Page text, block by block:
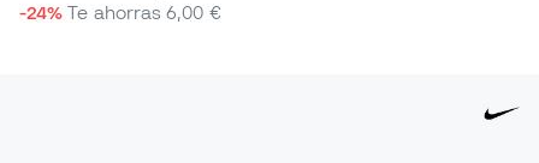
-24% Te ahorras6,00 €